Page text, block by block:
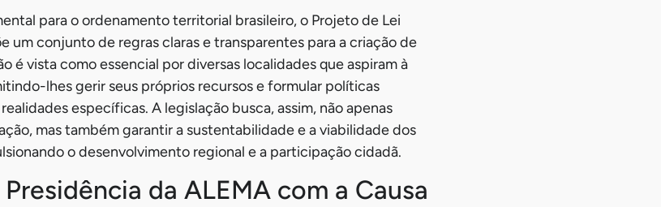
para o ordenamento territorial brasileiro, o Projeto de Lei
um conjunto de regras claras e transparentes para a criação de
é vista como essencial por diversas localidades que aspiram à
lhes gerir seus próprios recursos e formular políticas
específicas. A legislação busca, assim, não apenas
mas também garantir a sustentabilidade e a viabilidade dos
o desenvolvimento regional e a participação cidadã.
da ALEMA com a Causa